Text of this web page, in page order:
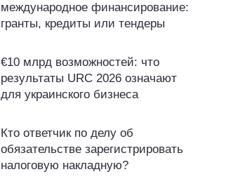
международное финансирование:
гранты, кредиты или тендеры
€10 млрд возможностей: что
результаты URC 2026 означают
для украинского бизнеса
Кто ответчик по делу об
обязательстве зарегистрировать
налоговую накладную?